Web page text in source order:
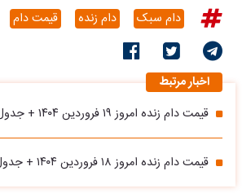
دام سبک دام زنده قیمت دام
اخبار مرتبط
قیمت دام زنده امروز ۱۹ فروردین ۱۴۰۴ + جدول
قیمت دام زنده امروز ۱۸ فروردین ۱۴۰۴ + جدول